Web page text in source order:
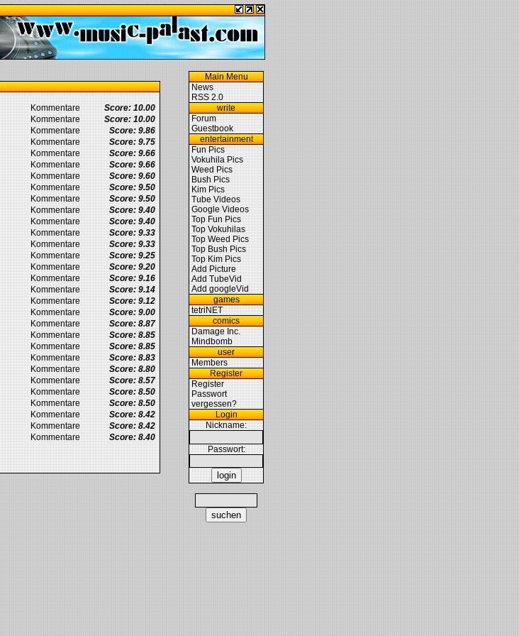
Kommentare
Score: 10.00
Kommentare
Score: 10.00
Kommentare
Score: 9.86
Kommentare
Score: 9.75
Kommentare
Score: 9.66
Kommentare
Score: 9.66
Kommentare
Score: 9.60
Kommentare
Score: 9.50
Kommentare
Score: 9.50
Kommentare
Score: 9.40
Kommentare
Score: 9.40
Kommentare
Score: 9.33
Kommentare
Score: 9.33
Kommentare
Score: 9.25
Kommentare
Score: 9.20
Kommentare
Score: 9.16
Kommentare
Score: 9.14
Kommentare
Score: 9.12
Kommentare
Score: 9.00
Kommentare
Score: 8.87
Kommentare
Score: 8.85
Kommentare
Score: 8.85
Kommentare
Score: 8.83
Kommentare
Score: 8.80
Kommentare
Score: 8.57
Kommentare
Score: 8.50
Kommentare
Score: 8.50
Kommentare
Score: 8.42
Kommentare
Score: 8.42
Kommentare Score: 8.40
Main Menu
News
RSS 2.0
write
Forum
Guestbook
entertainment
Fun Pics
Vokuhila Pics
Weed Pics
Bush Pics
Kim Pics
Tube Videos
Google Videos
Top Fun Pics
Top Vokuhilas
Top Weed Pics
Top Bush Pics
Top Kim Pics
Add Picture
Add TubeVid
Add googleVid
games
tetriNET
comics
Damage Inc.
Mindbomb
user
Members
Register
Register
Passwort
vergessen?
Login
Nickname:
Passwort:
login
suchen